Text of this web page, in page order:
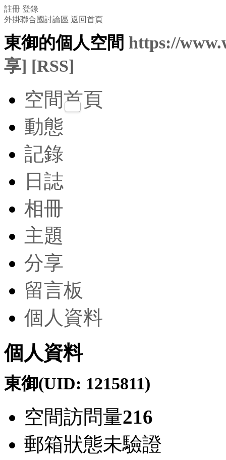
註冊 登錄
外掛聯合國討論區 返回首頁
東御的個人空間 https://
享] [RSS]
空間首頁
動態
記錄
日誌
相冊
主題
分享
留言板
個人資料
個人資料
東御(UID: 1215811)
空間訪問量216
郵箱狀態未驗證